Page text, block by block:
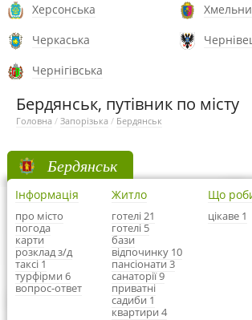
Херсонська
Черкаська
Чернігівська
Бердянськ, путівник по місту
Головна / Запорізька / Бердянськ
Бердянськ
Інформація
про місто
погода
карти
розклад з/д
таксі 1
турфірми 6
вопрос-ответ
Житло
готелі 21
готелі 5
бази
відпочинку 10
пансіонати 3
санаторії 9
приватні
садиби 1
квартири 4
Що
цікаве 1